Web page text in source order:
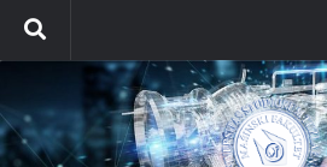
Skip to content